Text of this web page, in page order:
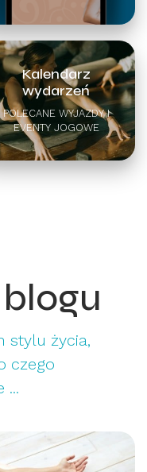
Kalendarz
wydarzeń
POLECANE WYJAZDY I
EVENTY JOGOWE
stylu życia,
czego
...